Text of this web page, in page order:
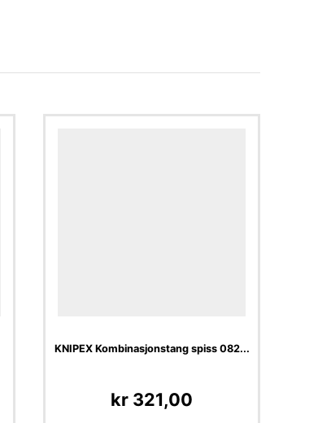
KNIPEX Kombinasjonstang spiss 082...
kr 321,00